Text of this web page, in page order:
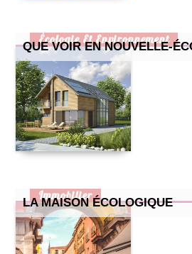
QUE VOIR EN NOUVELLE-
Écologie Et Environnement
LA MAISON ÉCOLOGIQUE
Immobilier